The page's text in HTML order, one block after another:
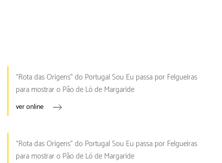
“Rota das Origens” do Portugal Sou Eu passa por Felgueiras
para mostrar o Pão de Ló de Margaride
ver online
“Rota das Origens” do Portugal Sou Eu passa por Felgueiras
para mostrar o Pão de Ló de Margaride